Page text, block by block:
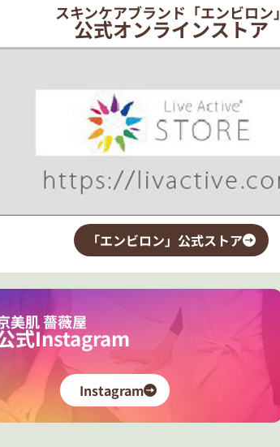
スキンケアブランド「エンビロン」
公式オンラインストア
「エンビロン」公式ストア
美肌 薔薇屋
式Instagram
Instagram